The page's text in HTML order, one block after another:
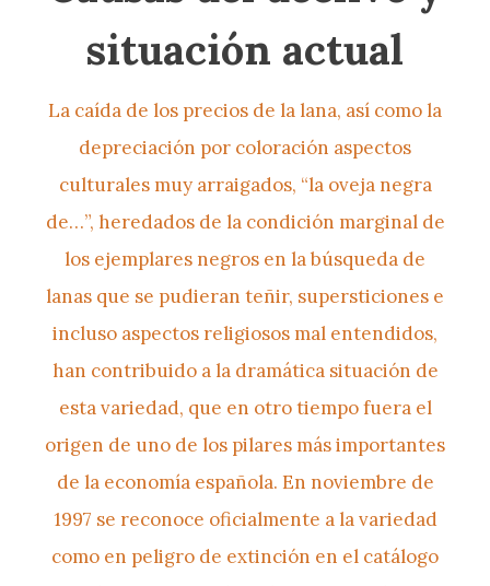
situación actual
La caída de los precios de la lana, así como la
depreciación por coloración aspectos
culturales muy arraigados, “la oveja negra
de…”, heredados de la condición marginal de
los ejemplares negros en la búsqueda de
lanas que se pudieran teñir, supersticiones e
incluso aspectos religiosos mal entendidos,
han contribuido a la dramática situación de
esta variedad, que en otro tiempo fuera el
origen de uno de los pilares más importantes
de la economía española. En noviembre de
1997 se reconoce oficialmente a la variedad
como en peligro de extinción en el catálogo